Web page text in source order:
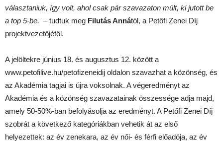
választaniuk, így volt, ahol csak pár szavazaton múlt, ki jutott be
a top 5-be. – tudtuk meg Filutás Annától, a Petőfi Zenei Díj
projektvezetőjétől.
A jelöltekre június 18. és augusztus 12. között a
www.petofilive.hu/petofizeneidij oldalon szavazhat a közönség, és
az Akadémia tagjai is újra voksolnak. A végeredményt az
Akadémia és a közönség szavazatainak összessége adja majd,
amely 50-50%-ban befolyásolja az eredményt. A Petőfi Zenei Díj
szobrát a következő kategóriákban vehetik át az első
helyezettek: az év zenekara, az év női- és férfi előadója, az év